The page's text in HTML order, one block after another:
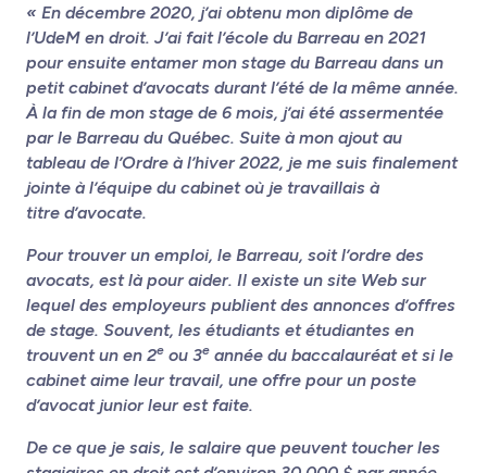
« En décembre 2020, j’ai obtenu mon diplôme de
l’UdeM en droit. J’ai fait l’école du Barreau en 2021
pour ensuite entamer mon stage du Barreau dans un
petit cabinet d’avocats durant l’été de la même année.
À la fin de mon stage de 6 mois, j’ai été assermentée
par le Barreau du Québec. Suite à mon ajout au
tableau de l’Ordre à l’hiver 2022, je me suis finalement
jointe à l’équipe du cabinet où je travaillais à
titre d’avocate.
Pour trouver un emploi, le Barreau, soit l’ordre des
avocats, est là pour aider. Il existe un site Web sur
lequel des employeurs publient des annonces d’offres
de stage. Souvent, les étudiants et étudiantes en
trouvent un en 2e ou 3e année du baccalauréat et si le
cabinet aime leur travail, une offre pour un poste
d’avocat junior leur est faite.
De ce que je sais, le salaire que peuvent toucher les